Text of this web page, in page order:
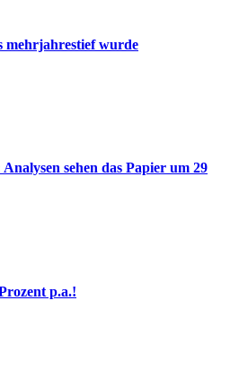
mehrjahrestief wurde
sehen das Papier um 29
p.a.!